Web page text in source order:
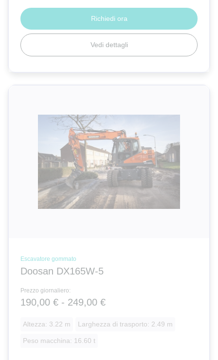
Vedi dettagli
Richiedi ora
Escavatore gommato
Doosan DX165W-5
Prezzo giornaliero:
190,00 € - 249,00 €
Altezza: 3.22 m Larghezza di trasporto: 2.49 m
Peso macchina: 16.60 t